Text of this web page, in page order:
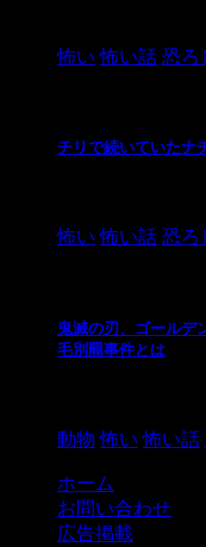
怖い 怖い話 恐ろ
チリで続いていたナ
怖い 怖い話 恐ろ
鬼滅の刃、ゴール
毛別羆事件とは
動物 怖い 怖い話
ホーム
お問い合わせ
広告掲載